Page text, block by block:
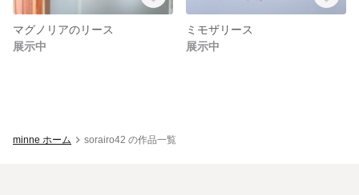
マグノリアのリース
展示中
ミモザリース
展示中
minne ホーム sorairo42 の作品一覧